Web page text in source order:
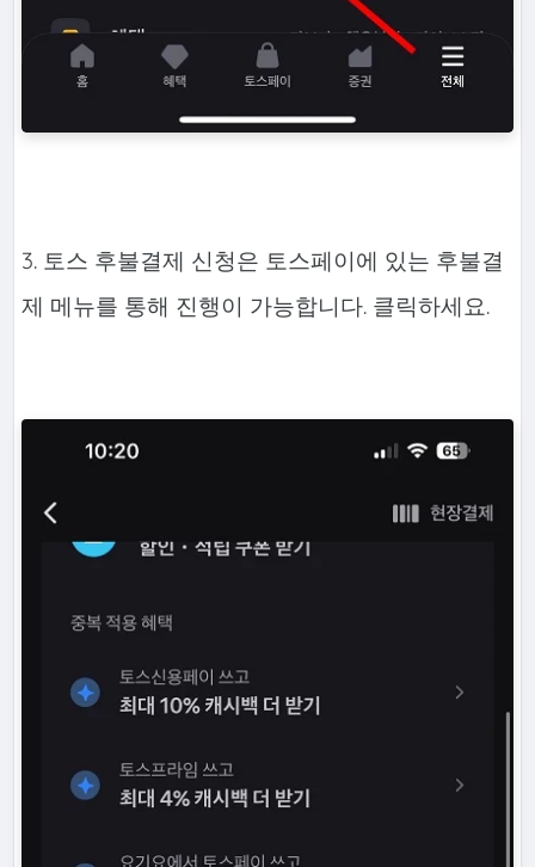
3. 토스 후불결제 신청은 토스페이에 있는 후불결
제 메뉴를 통해 진행이 가능합니다. 클릭하세요.